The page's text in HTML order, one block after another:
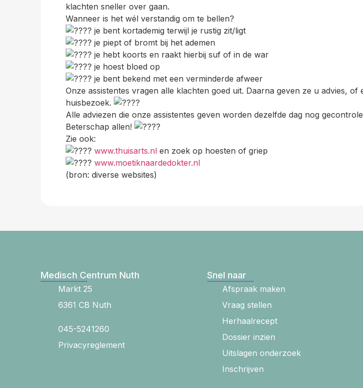
klachten sneller over gaan.
Wanneer is het wél verstandig om te bellen?
je bent kortademig terwijl je rustig zit/ligt
je piept of bromt bij het ademen
je hebt koorts en raakt hierbij suf of in de war
je hoest bloed op
je bent bekend met een verminderde afweer
Onze assistentes vragen alle klachten goed uit. Daarna geven ze u advies,
huisbezoek.
Alle adviezen die onze assistentes geven worden dezelfde dag nog
Beterschap allen!
Zie ook:
www.thuisarts.nlen zoek op hoesten of griep
www.moetiknaardedokter.nl
(bron: diverse websites)
Medisch Centrum Nuth
Markt 25
6361 CB Nuth
045-5241260
Privacyreglement
Snel naar
Afspraak maken
Vraag stellen
Herhaalrecept
Dossier inzien
Uitslagen onderzoek
Inschrijven